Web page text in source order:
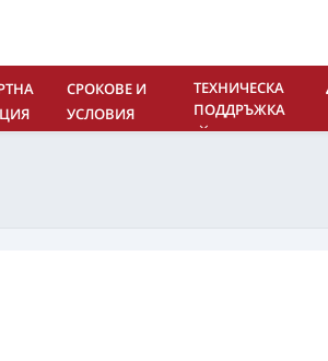
СРОКОВЕ И
УСЛОВИЯ
ТЕХНИЧЕСКА
ПОДДРЪЖКА